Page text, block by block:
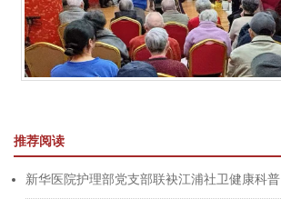
推荐阅读
新华医院护理部党支部联袂江浦社卫健康科普